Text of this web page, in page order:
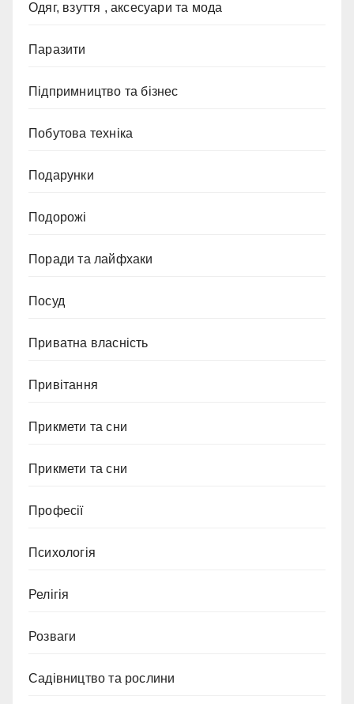
Одяг, взуття , аксесуари та мода
Паразити
Підпримництво та бізнес
Побутова техніка
Подарунки
Подорожі
Поради та лайфхаки
Посуд
Приватна власність
Привітання
Прикмети та сни
Прикмети та сни
Професії
Психологія
Релігія
Розваги
Садівництво та рослини